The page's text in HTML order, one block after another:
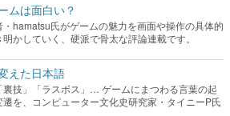
ムは面白い？
hamatsu氏がゲームの魅力を画面や操作の具体的
かしていく、硬派で骨太な評論連載です。
えた日本語
裏技」「ラスボス」… ゲームにまつわる言葉の起
を、コンピューター文化史研究家・タイニーP氏